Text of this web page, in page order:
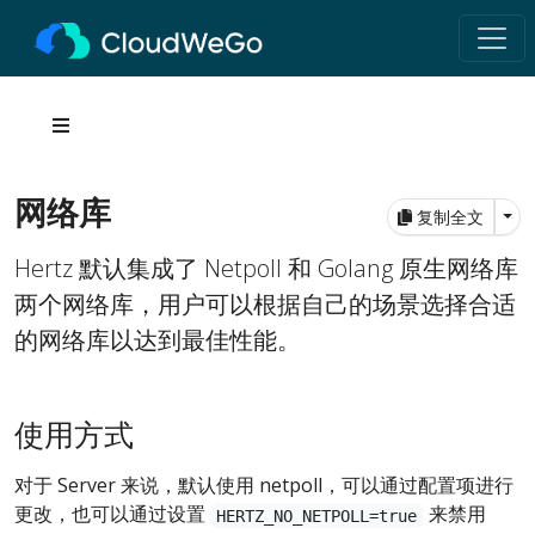
复制全文
网络库
Hertz 默认集成了 Netpoll 和 Golang 原生网络库
两个网络库，用户可以根据自己的场景选择合适
的网络库以达到最佳性能。
使用方式
对于 Server 来说，默认使用 netpoll，可以通过配置项进行
更改，也可以通过设置
HERTZ_NO_NETPOLL=true
来禁用